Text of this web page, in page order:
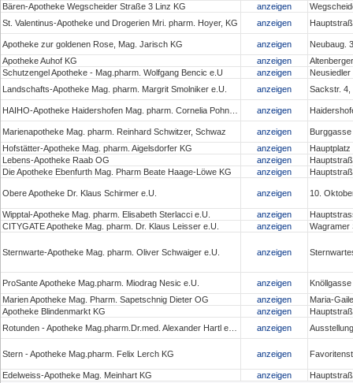
Bären-Apotheke Wegscheider Straße 3 Linz KG
anzeigen
St. Valentinus-Apotheke und Drogerien Mri. pharm. Hoyer, KG
anzeigen
Apotheke zur goldenen Rose, Mag. Jarisch KG anzeigen
Neubaug.
Apotheke Auhof KG
anzeigen
Schutzengel Apotheke - Mag.pharm. Wolfgang Bencic e.U
anzeigen
Landschafts-Apotheke Mag. pharm. Margrit Smolniker e.U.
anzeigen Sackstr. 4,
anzeigen
Marienapotheke Mag. pharm. Reinhard Schwitzer, Schwaz anzeigen
Hofstätter-Apotheke Mag. pharm. Aigelsdorfer KG
anzeigen
Lebens-Apotheke Raab OG
anzeigen
Die Apotheke Ebenfurth Mag. Pharm Beate Haage-Löwe KG
anzeigen
Obere Apotheke Dr. Klaus Schirmer e.U. anzeigen 10.
Wipptal-Apotheke Mag. pharm. Elisabeth Sterlacci e.U. anzeigen
CITYGATE Apotheke Mag. pharm. Dr. Klaus Leisser e.U.
anzeigen Wagramer
Sternwarte-Apotheke Mag. pharm. Oliver Schwaiger e.U. anzeigen
ProSante Apotheke Mag.pharm. Miodrag Nesic e.U. anzeigen
Marien Apotheke Mag. Pharm. Sapetschnig Dieter OG
anzeigen
Maria-
Apotheke Blindenmarkt KG
anzeigen
anzeigen
Stern - Apotheke Mag.pharm. Felix Lerch KG anzeigen
Edelweiss-Apotheke Mag. Meinhart KG anzeigen